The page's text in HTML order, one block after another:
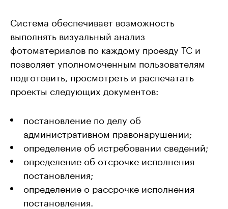
Система обеспечивает возможность
выполнять визуальный анализ
фотоматериалов по каждому проезду ТС и
позволяет уполномоченным пользователям
подготовить, просмотреть и распечатать
проекты следующих документов:
постановление по делу об
административном правонарушении;
определение об истребовании сведений;
определение об отсрочке исполнения
постановления;
определение о рассрочке исполнения
постановления.